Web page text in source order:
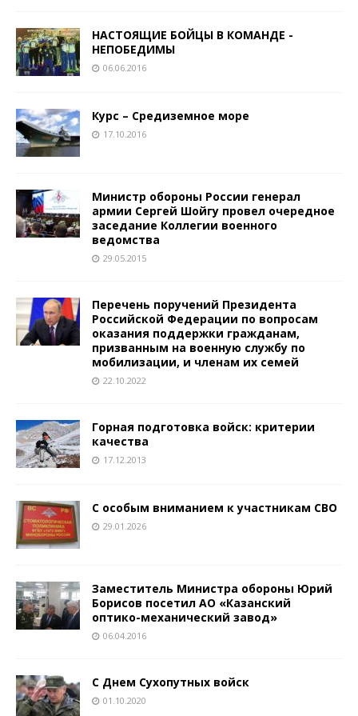
НАСТОЯЩИЕ БОЙЦЫ В КОМАНДЕ ­
НЕПОБЕДИМЫ
06.06.2016
Курс – Средиземное море
17.10.2016
Министр обороны России генерал
армии Сергей Шойгу провел очередное
заседание Коллегии военного
ведомства
29.05.2015
Перечень поручений Президента
Российской Федерации по вопросам
оказания поддержки гражданам,
призванным на военную службу по
мобилизации, и членам их семей
22.10.2022
Горная подготовка войск: критерии
качества
17.12.2013
С особым вниманием к участникам СВО
29.01.2026
Заместитель Министра обороны Юрий
Борисов посетил АО «Казанский
оптико-механический завод»
06.04.2016
С Днем Сухопутных войск
01.10.2020